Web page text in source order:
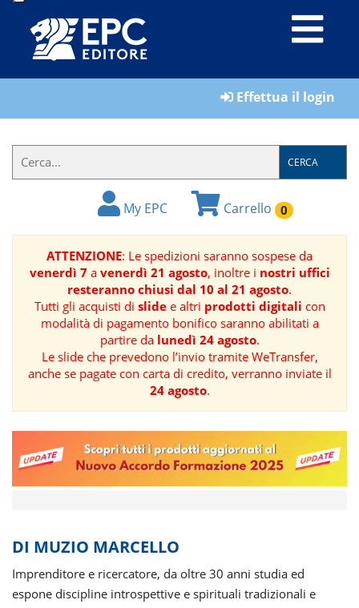
LIBRI
IL
FORMATORE
BOOK
RIVISTE
MANUALISTICA
SOFTWARE
AREE
TEMATICHE
Effettua il login
CERCA
My EPC Carrello 0
ATTENZIONE: Le spedizioni saranno sospese da
venerdì 7a venerdì 21 agosto, inoltre i nostri uffici
resteranno chiusi dal 10 al 21 agosto.
Tutti gli acquisti di slidee altri prodotti digitali con
modalità di pagamento bonifico saranno abilitati a
partire da lunedì 24 agosto.
Le slide che prevedono l’invio tramite WeTransfer,
anche se pagate con carta di credito, verranno inviate il
24 agosto.
DI MUZIO MARCELLO
Imprenditore e ricercatore, da oltre 30 anni studia ed
espone discipline introspettive e spirituali tradizionali e